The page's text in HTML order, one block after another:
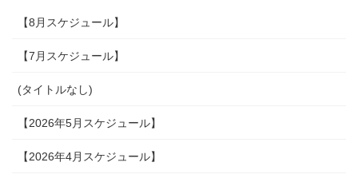
【8月スケジュール】
【7月スケジュール】
(タイトルなし)
【2026年5月スケジュール】
【2026年4月スケジュール】